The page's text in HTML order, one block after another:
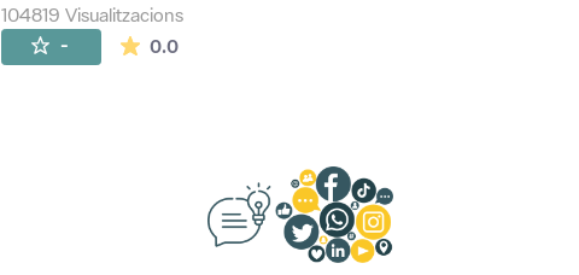
104819 Visualitzacions
- 0.0La mitjana de les valoracions és de 0 estrelles de 5.